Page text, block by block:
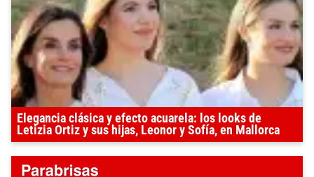
Elegancia clásica y efecto acuarela: los looks de
Letizia Ortiz y sus hijas, Leonor y Sofía, en Mallorca